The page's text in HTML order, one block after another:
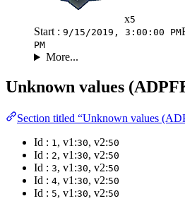
x5
Start : 9/15/2019, 3:00:00 PM
PM
More...
Unknown values
Section titled “Unknown values
Id : 1, v1:30, v2:50
Id : 2, v1:30, v2:50
Id : 3, v1:30, v2:50
Id : 4, v1:30, v2:50
Id : 5, v1:30, v2:50